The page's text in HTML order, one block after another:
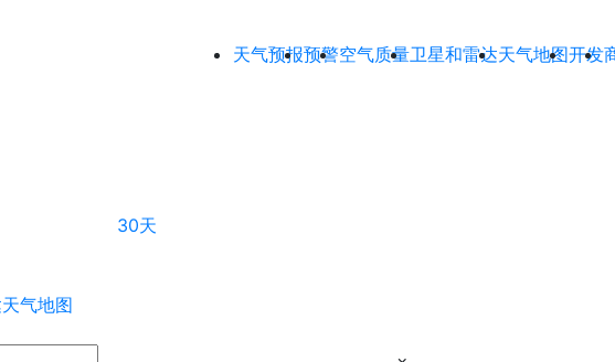
天气预报预警空气质量卫星和雷达天气地图开发
30天
天气地图